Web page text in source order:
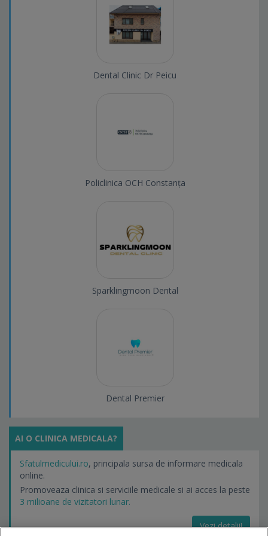
Dental Clinic Dr Peicu
Policlinica OCH Constanța
Sparklingmoon Dental
Dental Premier
AI O CLINICA MEDICALA?
Sfatulmedicului.ro, principala sursa de informare medicala
online.
Promoveaza clinica si serviciile medicale si ai acces la peste
3 milioane de vizitatori lunar.
Vezi detalii!